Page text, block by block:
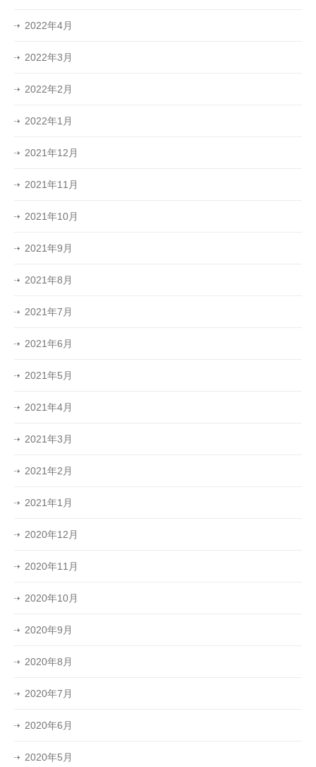
2022年4月
2022年3月
2022年2月
2022年1月
2021年12月
2021年11月
2021年10月
2021年9月
2021年8月
2021年7月
2021年6月
2021年5月
2021年4月
2021年3月
2021年2月
2021年1月
2020年12月
2020年11月
2020年10月
2020年9月
2020年8月
2020年7月
2020年6月
2020年5月